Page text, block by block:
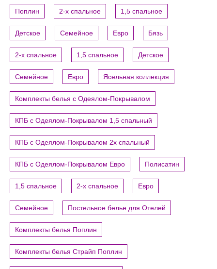
Поплин 2-х спальное 1,5 спальное
Детское Семейное Евро Бязь
2-х спальное 1,5 спальное Детское
Семейное Евро Ясельная коллекция
Комплекты белья с Одеялом-Покрывалом
КПБ с Одеялом-Покрывалом 1,5 спальный
КПБ с Одеялом-Покрывалом 2х спальный
КПБ с Одеялом-Покрывалом Евро Полисатин
1,5 спальное 2-х спальное Евро
Семейное Постельное белье для Отелей
Комплекты белья Поплин
Комплекты белья Страйп Поплин